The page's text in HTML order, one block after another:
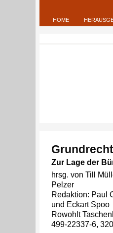
HOME
Zur Lage der
hrsg. von Till
Pelzer
Redaktion: Paul
und Eckart Spoo
Rowohlt
499-22337-6,